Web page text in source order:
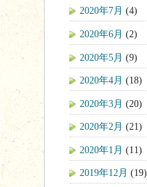
2020年7月 (4)
2020年6月 (2)
2020年5月 (9)
2020年4月 (18)
2020年3月 (20)
2020年2月 (21)
2020年1月 (11)
2019年12月 (19)